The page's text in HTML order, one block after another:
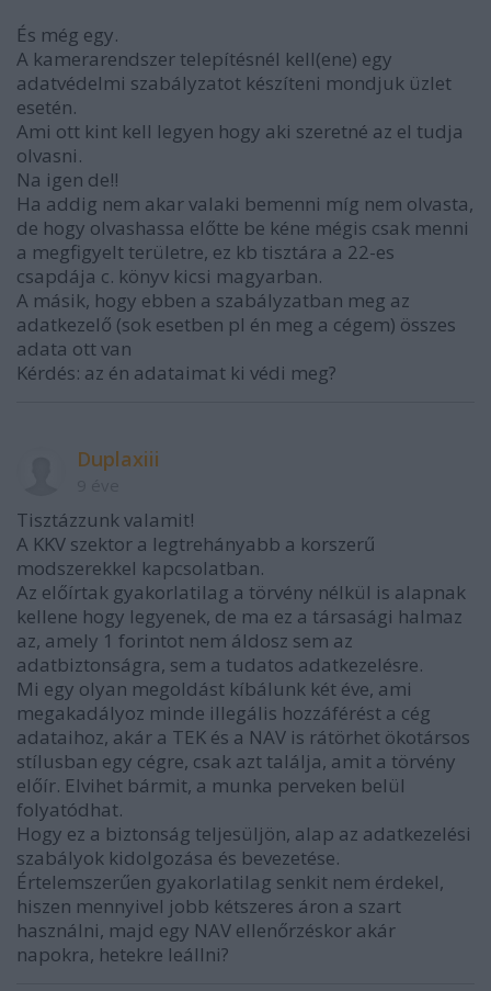
És még egy.
A kamerarendszer telepítésnél kell(ene) egy
adatvédelmi szabályzatot készíteni mondjuk üzlet
esetén.
Ami ott kint kell legyen hogy aki szeretné az el tudja
olvasni.
Na igen de!!
Ha addig nem akar valaki bemenni míg nem olvasta,
de hogy olvashassa előtte be kéne mégis csak menni
a megfigyelt területre, ez kb tisztára a 22-es
csapdája c. könyv kicsi magyarban.
A másik, hogy ebben a szabályzatban meg az
adatkezelő (sok esetben pl én meg a cégem) összes
adata ott van
Kérdés: az én adataimat ki védi meg?
Duplaxiii
Tisztázzunk valamit!
A KKV szektor a legtrehányabb a korszerű
modszerekkel kapcsolatban.
Az előírtak gyakorlatilag a törvény nélkül is alapnak
kellene hogy legyenek, de ma ez a társasági halmaz
az, amely 1 forintot nem áldosz sem az
adatbiztonságra, sem a tudatos adatkezelésre.
Mi egy olyan megoldást kíbálunk két éve, ami
megakadályoz minde illegális hozzáférést a cég
adataihoz, akár a TEK és a NAV is rátörhet ökotársos
stílusban egy cégre, csak azt találja, amit a törvény
előír. Elvihet bármit, a munka perveken belül
folyatódhat.
Hogy ez a biztonság teljesüljön, alap az adatkezelési
szabályok kidolgozása és bevezetése.
Értelemszerűen gyakorlatilag senkit nem érdekel,
hiszen mennyivel jobb kétszeres áron a szart
használni, majd egy NAV ellenőrzéskor akár
napokra, hetekre leállni?